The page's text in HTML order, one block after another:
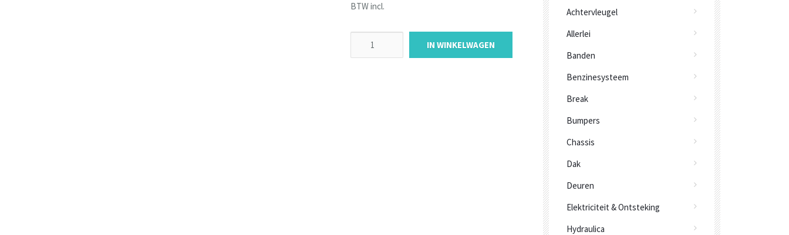
BTW incl.
IN WINKELWAGEN
Achtervleugel
Allerlei
Banden
Benzinesysteem
Break
Bumpers
Chassis
Dak
Deuren
Elektriciteit & Ontsteking
Hydraulica